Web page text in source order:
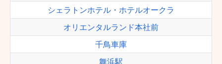
シェラトンホテル・ホテルオークラ
オリエンタルランド本社前
千鳥車庫
舞浜駅